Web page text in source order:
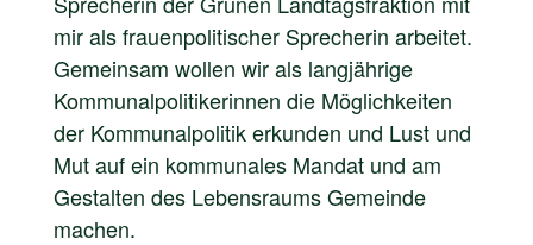
mir als frauenpolitischer Sprecherin arbeitet.
Gemeinsam wollen wir als langjährige
Kommunalpolitikerinnen die Möglichkeiten
der Kommunalpolitik erkunden und Lust und
Mut auf ein kommunales Mandat und am
Gestalten des Lebensraums Gemeinde
machen.